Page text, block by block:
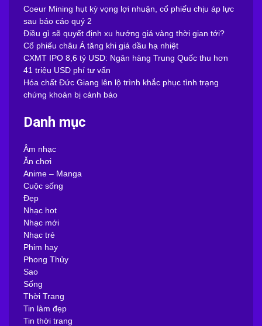
Coeur Mining hụt kỳ vọng lợi nhuận, cổ phiếu chịu áp lực
sau báo cáo quý 2
Điều gì sẽ quyết định xu hướng giá vàng thời gian tới?
Cổ phiếu châu Á tăng khi giá dầu hạ nhiệt
CXMT IPO 8,6 tỷ USD: Ngân hàng Trung Quốc thu hơn
41 triệu USD phí tư vấn
Hóa chất Đức Giang lên lộ trình khắc phục tình trạng
chứng khoán bị cảnh báo
Danh mục
Âm nhạc
Ăn chơi
Anime – Manga
Cuộc sống
Đẹp
Nhạc hot
Nhạc mới
Nhạc trẻ
Phim hay
Phong Thủy
Sao
Sống
Thời Trang
Tin làm đẹp
Tin thời trang